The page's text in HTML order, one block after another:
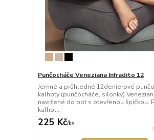
Punčocháče Veneziana Infradito 12
Jemné a průhledné 12denierové
kalhoty (punčocháče, silonky)
navržené do bot s otevřenou špičkou.
kalhot...
225 Kč/ks